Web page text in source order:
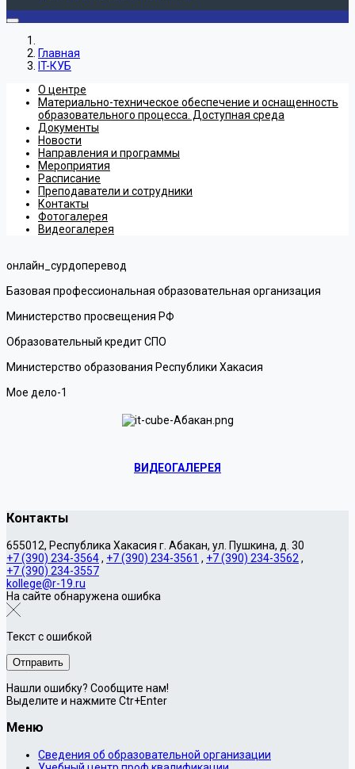
Главная
IT-КУБ
О центре
Материально-техническое обеспечение и оснащенность
образовательного процесса. Доступная среда
Документы
Новости
Направления и программы
Мероприятия
Расписание
Преподаватели и сотрудники
Контакты
Фотогалерея
Видеогалерея
онлайн_сурдоперевод
Базовая профессиональная образовательная организация
Министерство просвещения РФ
Образовательный кредит СПО
Министерство образования Республики Хакасия
Мое дело-1
ВИДЕОГАЛЕРЕЯ
Контакты
655012, Республика Хакасия г. Абакан, ул. Пушкина, д. 30
+7 (390) 234-3564, +7 (390) 234-3561 , +7 (390) 234-3562 ,
+7 (390) 234-3557
kollege@r-19.ru
На сайте обнаружена ошибка
Текст с ошибкой
Нашли ошибку? Сообщите нам!
Выделите и нажмите Ctr+Enter
Меню
Сведения об образовательной организации